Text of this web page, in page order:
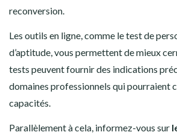
reconversion.
Les outils en ligne, comme le test de
d’aptitude, vous permettent de mieux
tests peuvent fournir des indications
domaines professionnels qui pourraient
capacités.
Parallèlement à cela, informez-vous sur